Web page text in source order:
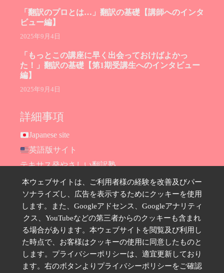
「翻訳のプロとは…」翻訳の基礎【講師へのインタ
ビュー編】
2025年9月4日
「もっとこの講座に早く出会っておけばよかっ
た！」翻訳の基礎【第1期受講生へのインタビュー
編】
2025年9月4日
詳細事項
Japanese site
英語版サイト
テキサス発やさしい翻訳塾
Hana Ransom Shop
Site map
お問い合わせ
プライバシーポリシー
特定商取引法に基づく表示
SNSのフォローはこちら
本ウェブサイトは、ご利用者様の経験を改善及びパー
ソナライズし、広告を表示するためにクッキーを使用
します。また、Googleアドセンス、Googleアナリティ
クス、YouTubeなどの第三者からのクッキーも含まれ
る場合があります。本ウェブサイトを閲覧及び利用し
た時点で、お客様はクッキーの使用に同意したものと
します。プライバシーポリシーは、適宜更新しており
ます。右のボタンよりプライバシーポリシーをご確認